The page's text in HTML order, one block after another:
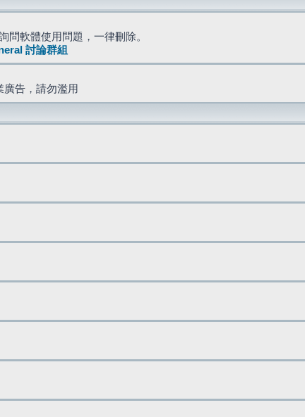
問軟體使用問題，一律刪除。
討論群組
告，請勿濫用